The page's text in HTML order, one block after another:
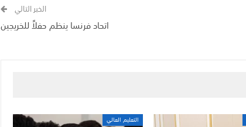
الخبر التالي
اتحاد فرنسا ينظم حفلاً للخريجين
التعليم العالي